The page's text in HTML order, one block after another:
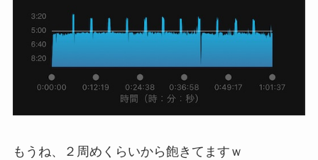
もうね、２周めくらいから飽きてますｗ